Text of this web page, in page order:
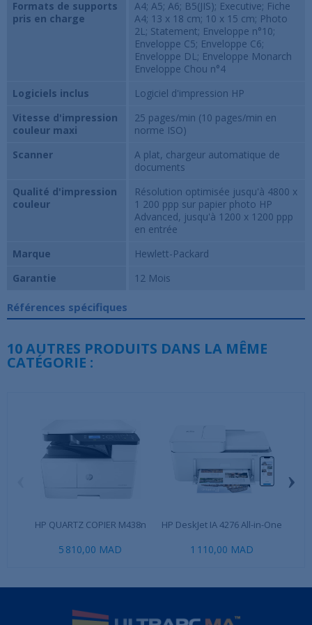
Formats de supports
pris en charge
A4; A5; A6; B5(JIS); Executive; Fiche
A4; 13 x 18 cm; 10 x 15 cm; Photo
2L; Statement; Enveloppe n°10;
Enveloppe C5; Enveloppe C6;
Enveloppe DL; Enveloppe Monarch
Enveloppe Chou n°4
Logiciels inclus
Logiciel d'impression HP
Vitesse d'impression
couleur maxi
25 pages/min (10 pages/min en
norme ISO)
Scanner
A plat, chargeur automatique de
documents
Qualité d'impression
couleur
Résolution optimisée jusqu'à 4800 x
1 200 ppp sur papier photo HP
Advanced, jusqu'à 1200 x 1200 ppp
en entrée
Marque
Hewlett-Packard
Garantie
12 Mois
Références spécifiques
10 AUTRES PRODUITS DANS LA MÊME
CATÉGORIE :
HP QUARTZ COPIER M438n
5 810,00 MAD
HP DeskJet IA 4276 All-in-One
1 110,00 MAD
›